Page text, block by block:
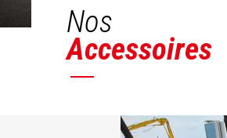
Nos
Accessoires